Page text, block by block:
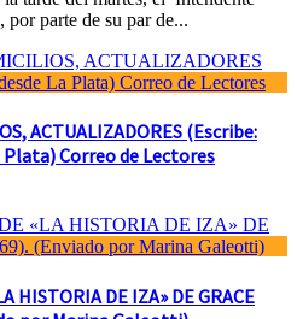
parte de su par de...
ACTUALIZADORES (Escribe:
Correo de Lectores
HISTORIA DE IZA» DE GRACE